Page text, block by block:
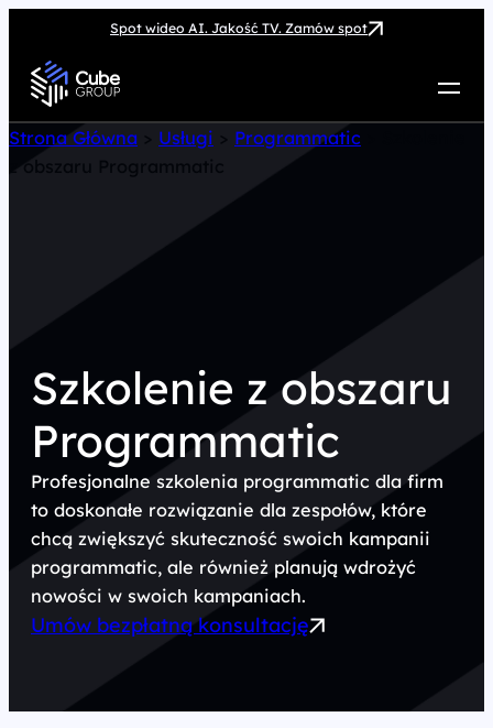
Spot wideo AI. Jakość TV. Zamów spot
Usługi
Strona Główna Usługi Programmatic
Szkolenie z obszaru
Programmatic
Profesjonalne szkolenia programmatic dla firm
to doskonałe rozwiązanie dla zespołów, które
chcą zwiększyć skuteczność swoich kampanii
programmatic, ale również planują wdrożyć
nowości w swoich kampaniach.
Umów bezpłatną konsultację